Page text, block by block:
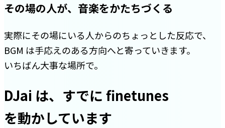
その場の人が、音楽をかたちづくる
実際にその場にいる人からのちょっとした反応で、
BGM は手応えのある方向へと寄っていきます。
いちばん大事な場所で。
DJai は、すでに finetunes
を動かしています